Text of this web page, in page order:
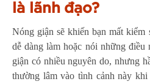
là lãnh đạo?
Nóng giận sẽ khiến bạn mất kiểm
dễ dàng làm hoặc nói những
giận có nhiều nguyên do, nhưng
thường lâm vào tình cảnh này